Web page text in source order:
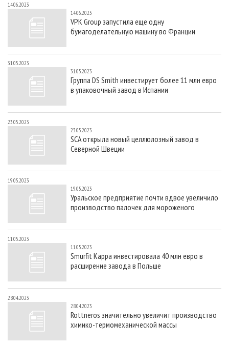
14.06.2023
14.06.2023
VPK Group запустила еще одну
бумагоделательную машину во Франции
31.05.2023
31.05.2023
Группа DS Smith инвестирует более 11 млн евро
в упаковочный завод в Испании
23.05.2023
23.05.2023
SCA открыла новый целлюлозный завод в
Северной Швеции
19.05.2023
19.05.2023
Уральское предприятие почти вдвое увеличило
производство палочек для мороженого
11.05.2023
11.05.2023
Smurfit Kappa инвестировала 40 млн евро в
расширение завода в Польше
28.04.2023
28.04.2023
Rottneros значительно увеличит производство
химико-термомеханической массы